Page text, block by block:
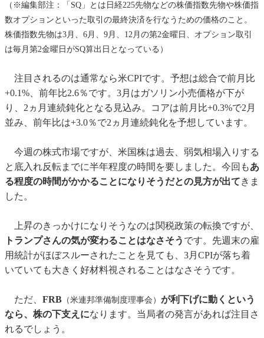
（※編集部注：「SQ」とは日経225先物などの株価指数先物や株価指
数オプションといった取引の最終決済を行なうための価格のこと。
株価指数先物は3月、6月、9月、12月の第2金曜日、オプション取引
は毎月第2金曜日がSQ算出日となっている）
注目されるのは通常なら米CPIです。予想は総合で前月比
+0.1%、前年比2.6％です。3月はガソリン小売価格が下が
り、2ヵ月連続鈍化となる見込み。コアは前月比+0.3%で2月
並み、前年比は+3.0％で2ヵ月連続鈍化を予想しています。
今週の株式市場ですが、米国株は過去、弱気相場入りする
と底入れ反転までに半年程度の時間を要しました。今回もあ
る程度の時間がかかることになりそうだとの見方が出てきま
した。
上昇のきっかけになりそうなのは関税政策の転換ですが、
トランプさんの気が変わることはなさそう です。先週末の雇
用統計がほぼスルーされたことを見ても、3月CPIが落ち着
いていても大きく好材料視されることはなさそうです。
ただ、 FRB （米連邦準備制度理事会） が利下げに動くという
なら、株の下支えになります。当局者の発言があれば注目さ
れるでしょう。